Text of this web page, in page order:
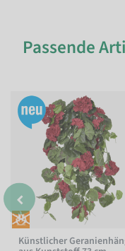
Passende
Künstlicher